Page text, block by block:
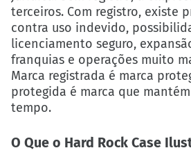
terceiros. Com registro, existe
contra uso indevido,
licenciamento seguro,
franquias e operações muito
Marca registrada é marca
protegida é marca que
tempo.
O Que o Hard Rock Case